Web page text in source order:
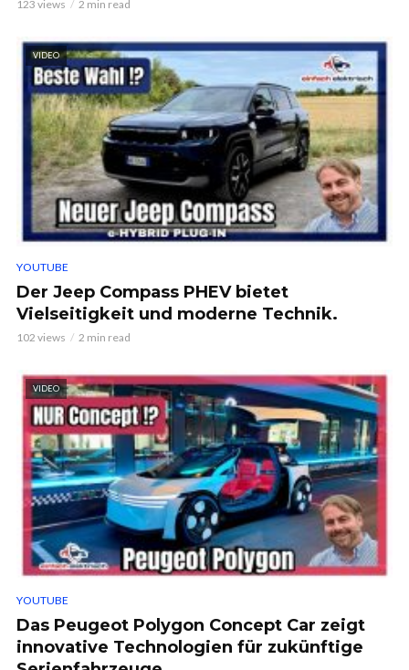
123 views 2 min read
VIDEO
YOUTUBE
Der Jeep Compass PHEV bietet
Vielseitigkeit und moderne Technik.
102 views 2 min read
VIDEO
YOUTUBE
Das Peugeot Polygon Concept Car zeigt
innovative Technologien für zukünftige